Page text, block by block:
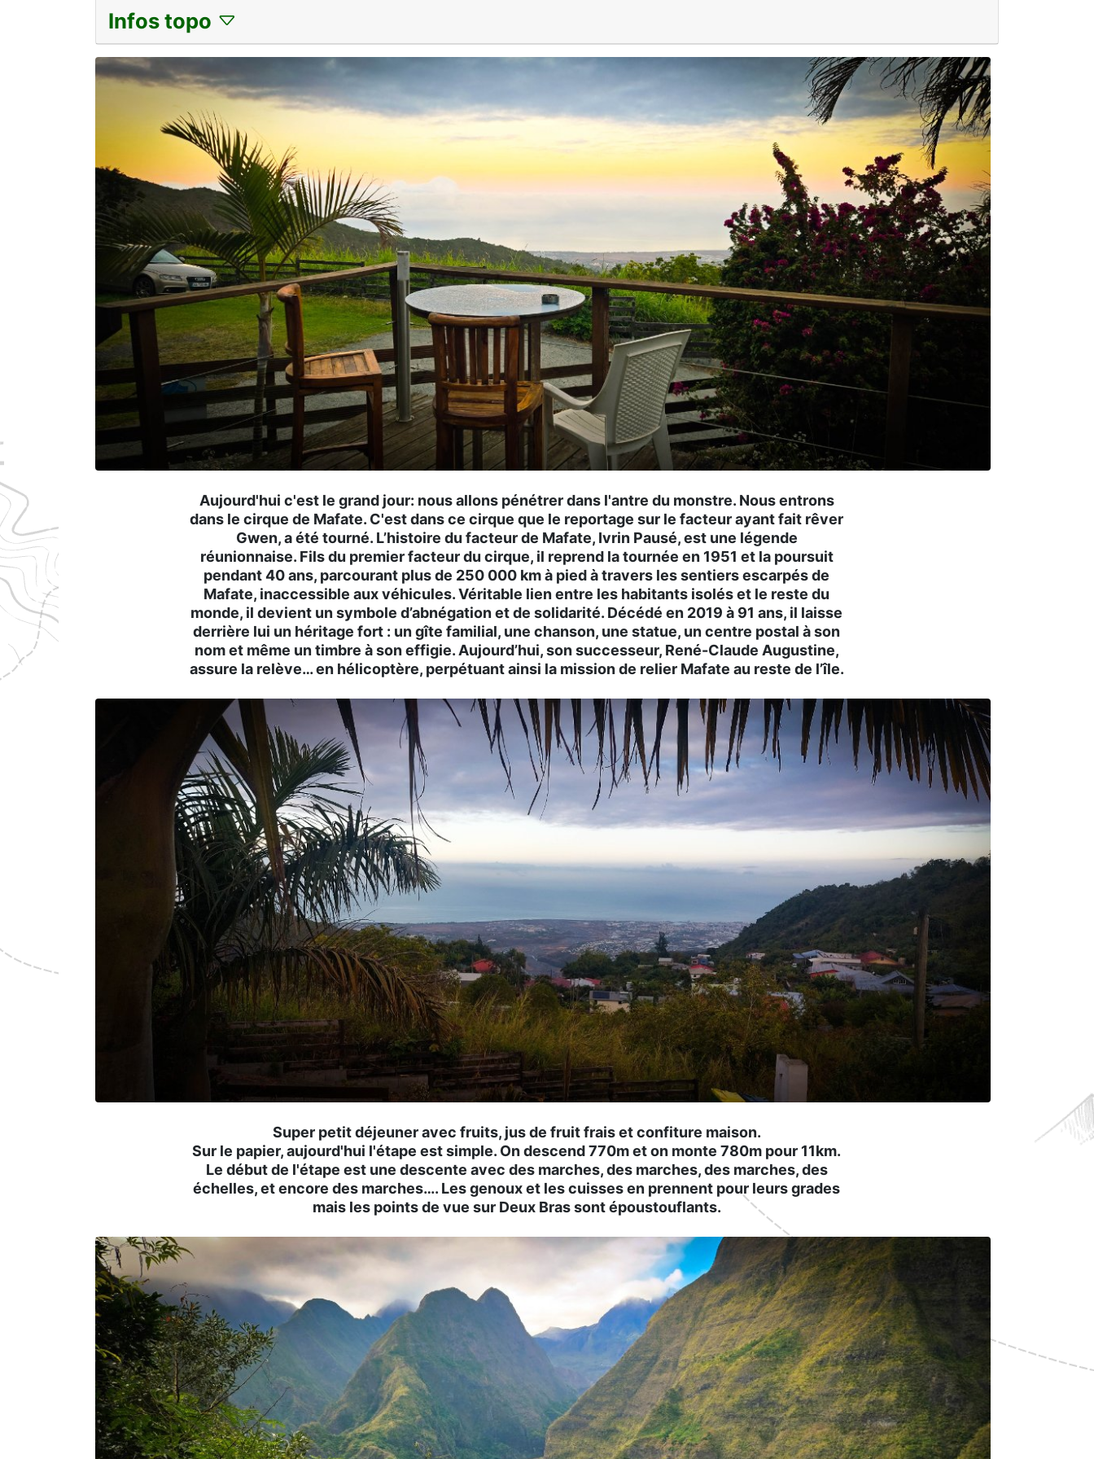
Infos topo
Aujourd'hui c'est le grand jour: nous allons pénétrer dans l'antre du monstre. Nous entrons
dans le cirque de Mafate. C'est dans ce cirque que le reportage sur le facteur ayant fait rêver
Gwen, a été tourné. L’histoire du facteur de Mafate, Ivrin Pausé, est une légende
réunionnaise. Fils du premier facteur du cirque, il reprend la tournée en 1951 et la poursuit
pendant 40 ans, parcourant plus de 250 000 km à pied à travers les sentiers escarpés de
Mafate, inaccessible aux véhicules. Véritable lien entre les habitants isolés et le reste du
monde, il devient un symbole d’abnégation et de solidarité. Décédé en 2019 à 91 ans, il laisse
derrière lui un héritage fort : un gîte familial, une chanson, une statue, un centre postal à son
nom et même un timbre à son effigie. Aujourd’hui, son successeur, René-Claude Augustine,
assure la relève… en hélicoptère, perpétuant ainsi la mission de relier Mafate au reste de l’île.
Super petit déjeuner avec fruits, jus de fruit frais et confiture maison.
Sur le papier, aujourd'hui l'étape est simple. On descend 770m et on monte 780m pour 11km.
Le début de l'étape est une descente avec des marches, des marches, des marches, des
échelles, et encore des marches…. Les genoux et les cuisses en prennent pour leurs grades
mais les points de vue sur Deux Bras sont époustouflants.